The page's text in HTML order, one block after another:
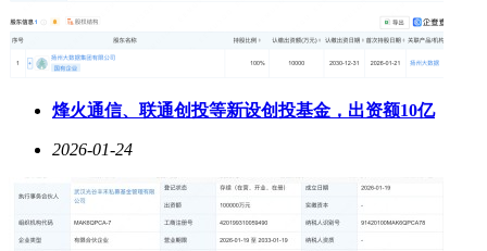
烽火通信、联通创投等新设创投基金，出资额10亿
2026-01-24